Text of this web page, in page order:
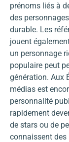
prénoms liés à
des
durable. Les
jouent
un personnage
populaire peut
génération. Aux
médias est
personnalité
rapidement
de stars ou de
connaissent des